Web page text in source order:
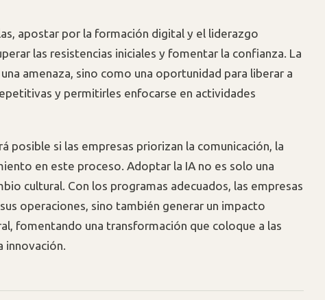
apostar por la formación digital y el liderazgo
las resistencias iniciales y fomentar la confianza. La
amenaza, sino como una oportunidad para liberar a
y permitirles enfocarse en actividades
posible si las empresas priorizan la comunicación, la
en este proceso. Adoptar la IA no es solo una
cultural. Con los programas adecuados, las empresas
operaciones, sino también generar un impacto
fomentando una transformación que coloque a las
innovación.